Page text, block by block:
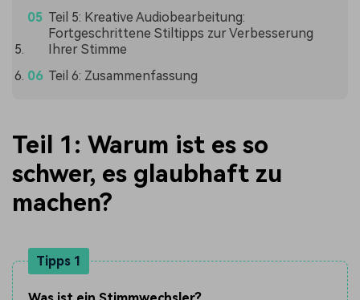
Teil 5: Kreative Audiobearbeitung:
Fortgeschrittene Stiltipps zur Verbesserung
Ihrer Stimme
Teil 6: Zusammenfassung
Teil 1: Warum ist es so
schwer, es glaubhaft zu
machen?
Tipps 1